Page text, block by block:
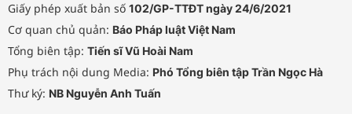
Giấy phép xuất bản số 102/GP-TTĐT ngày 24/6/2021
Cơ quan chủ quản: Báo Pháp luật Việt Nam
Tổng biên tập: Tiến sĩ Vũ Hoài Nam
Phụ trách nội dung Media: Phó Tổng biên tập Trần Ngọc Hà
Thư ký: NB Nguyễn Anh Tuấn